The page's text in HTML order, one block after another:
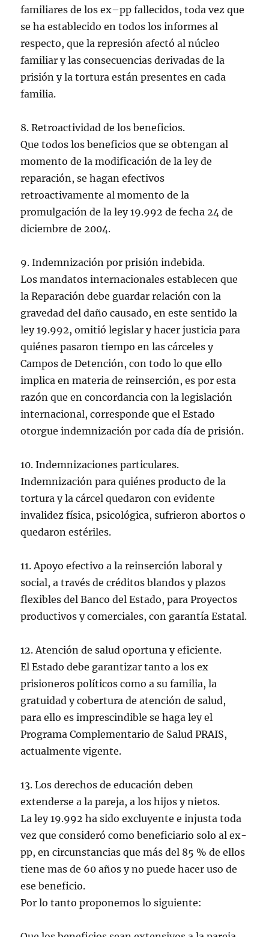
familiares de los ex–pp fallecidos, toda vez que
se ha establecido en todos los informes al
respecto, que la represión afectó al núcleo
familiar y las consecuencias derivadas de la
prisión y la tortura están presentes en cada
familia.
8. Retroactividad de los beneficios.
Que todos los beneficios que se obtengan al
momento de la modificación de la ley de
reparación, se hagan efectivos
retroactivamente al momento de la
promulgación de la ley 19.992 de fecha 24 de
diciembre de 2004.
9. Indemnización por prisión indebida.
Los mandatos internacionales establecen que
la Reparación debe guardar relación con la
gravedad del daño causado, en este sentido la
ley 19.992, omitió legislar y hacer justicia para
quiénes pasaron tiempo en las cárceles y
Campos de Detención, con todo lo que ello
implica en materia de reinserción, es por esta
razón que en concordancia con la legislación
internacional, corresponde que el Estado
otorgue indemnización por cada día de prisión.
10. Indemnizaciones particulares.
Indemnización para quiénes producto de la
tortura y la cárcel quedaron con evidente
invalidez física, psicológica, sufrieron abortos o
quedaron estériles.
11. Apoyo efectivo a la reinserción laboral y
social, a través de créditos blandos y plazos
flexibles del Banco del Estado, para Proyectos
productivos y comerciales, con garantía Estatal.
12. Atención de salud oportuna y eficiente.
El Estado debe garantizar tanto a los ex
prisioneros políticos como a su familia, la
gratuidad y cobertura de atención de salud,
para ello es imprescindible se haga ley el
Programa Complementario de Salud PRAIS,
actualmente vigente.
13. Los derechos de educación deben
extenderse a la pareja, a los hijos y nietos.
La ley 19.992 ha sido excluyente e injusta toda
vez que consideró como beneficiario solo al ex-
pp, en circunstancias que más del 85 % de ellos
tiene mas de 60 años y no puede hacer uso de
ese beneficio.
Por lo tanto proponemos lo siguiente: